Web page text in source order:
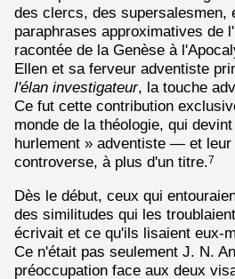
des clercs, des supersalesmen,
paraphrases approximatives de
racontée de la Genèse à
Ellen et sa ferveur adventiste
l'élan investigateur, la touche
Ce fut cette contribution
monde de la théologie, qui
hurlement » adventiste — et leur
controverse, à plus d'un titre.7
Dès le début, ceux qui
des similitudes qui les
écrivait et ce qu'ils lisaient eux-
Ce n'était pas seulement J. N.
préoccupation face aux deux